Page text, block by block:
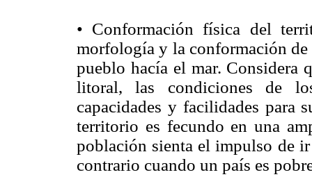
• Conformación física del
morfología y la conformación
pueblo hacía el mar. Considera
litoral, las condiciones de
capacidades y facilidades para
territorio es fecundo en una
población sienta el impulso de
contrario cuando un país es